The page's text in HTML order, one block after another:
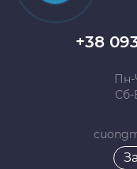
+38
Пн-
Сб-